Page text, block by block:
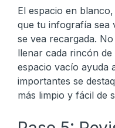
El espacio en
que tu infografía sea
se vea recargada.
llenar cada rincón
espacio vacío ayuda
importantes se
más limpio y fácil de